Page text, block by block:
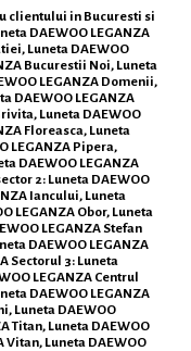
clientului in Bucuresti si
DAEWOO LEGANZA
Luneta DAEWOO
Bucurestii Noi, Luneta
LEGANZA Domenii,
DAEWOO LEGANZA
Luneta DAEWOO
Floreasca, Luneta
LEGANZA Pipera,
DAEWOO LEGANZA
2: Luneta DAEWOO
Iancului, Luneta
LEGANZA Obor, Luneta
LEGANZA Stefan
DAEWOO LEGANZA
Sectorul 3: Luneta
LEGANZA Centrul
DAEWOO LEGANZA
Luneta DAEWOO
Titan, Luneta DAEWOO
Vitan, Luneta DAEWOO